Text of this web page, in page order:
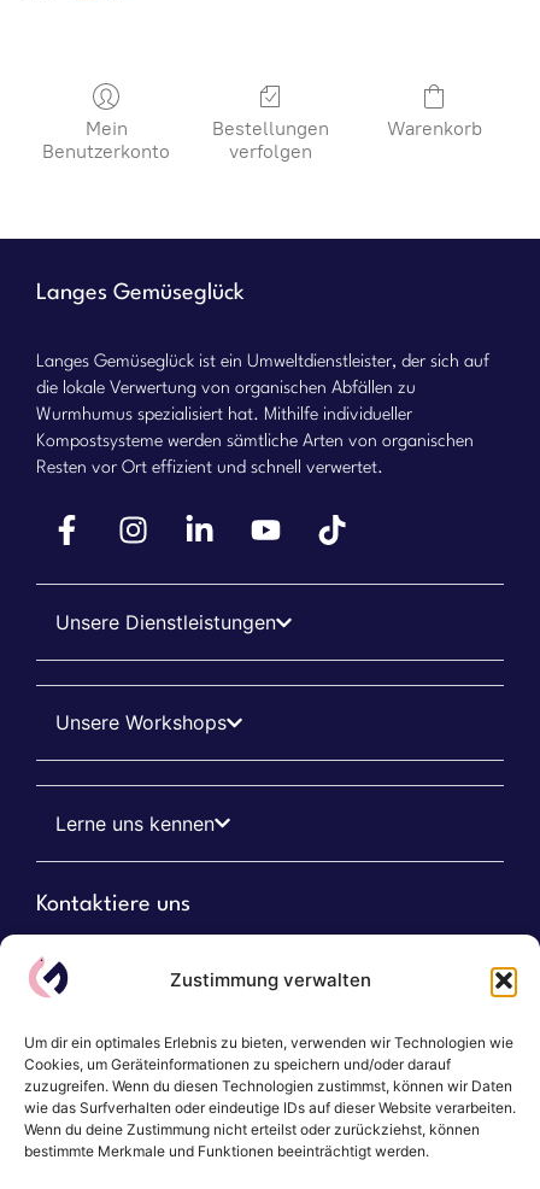
Zustimmung verwalten
Um dir ein optimales Erlebnis zu bieten, verwenden wir Technologien wie
Cookies, um Geräteinformationen zu speichern und/oder darauf
zuzugreifen. Wenn du diesen Technologien zustimmst, können wir Daten
wie das Surfverhalten oder eindeutige IDs auf dieser Website verarbeiten.
Wenn du deine Zustimmung nicht erteilst oder zurückziehst, können
bestimmte Merkmale und Funktionen beeinträchtigt werden.
Mein
Benutzerkonto
Bestellungen
verfolgen
Warenkorb
Langes Gemüseglück
Langes Gemüseglück ist ein Umweltdienstleister, der sich auf
die lokale Verwertung von organischen Abfällen zu
Wurmhumus spezialisiert hat. Mithilfe individueller
Kompostsysteme werden sämtliche Arten von organischen
Resten vor Ort effizient und schnell verwertet.
Unsere Dienstleistungen
Unsere Workshops
Lerne uns kennen
Kontaktiere uns
dein@langes-gemueseglueck.de
0511/ 8982 7778
Dörrieweg 16 30966 Hemmingen
Vereinbare ein Erstgespräch